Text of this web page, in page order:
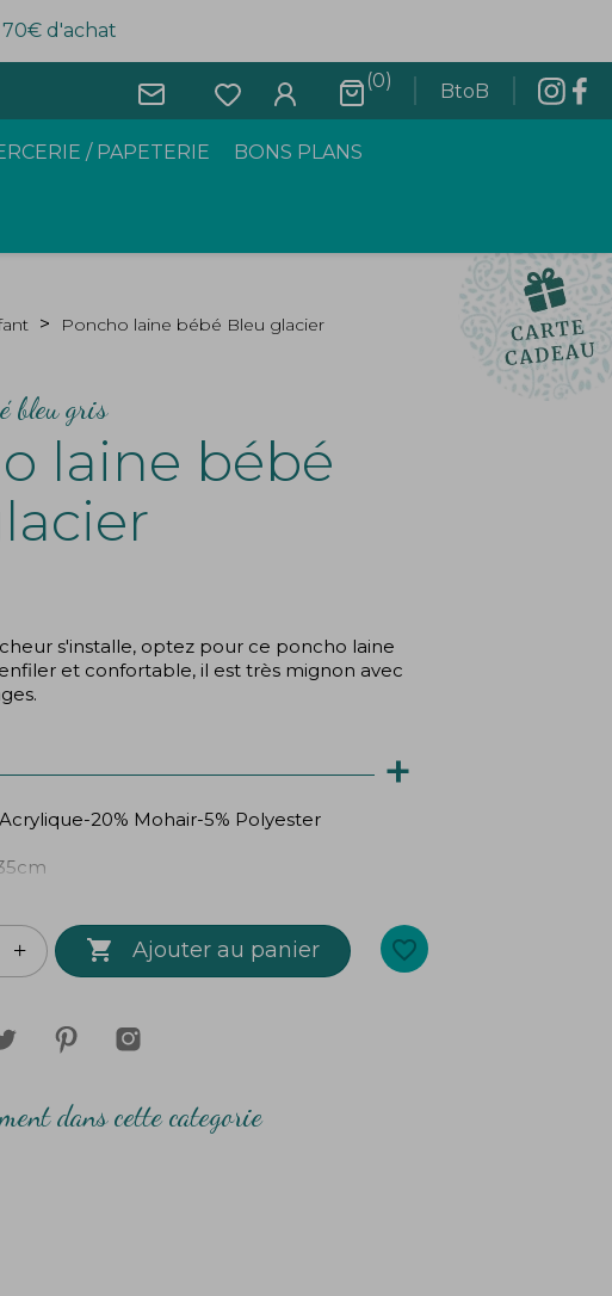
70€ d'achat
(0) BtoB
/ PAPETERIE BONS PLANS
Poncho laine bébé Bleu glacier
bleu gris
laine bébé
s'installe, optez pour ce poncho laine
et confortable, il est très mignon avec
+
20% Mohair-5% Polyester
 Ajouter au panier favorite_border
dans cette categorie